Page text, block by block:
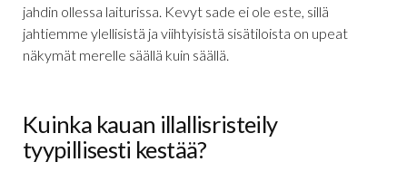
jahdin ollessa laiturissa. Kevyt sade ei ole este, sillä
jahtiemme ylellisistä ja viihtyisistä sisätiloista on upeat
näkymät merelle säällä kuin säällä.
Kuinka kauan illallisristeily
tyypillisesti kestää?